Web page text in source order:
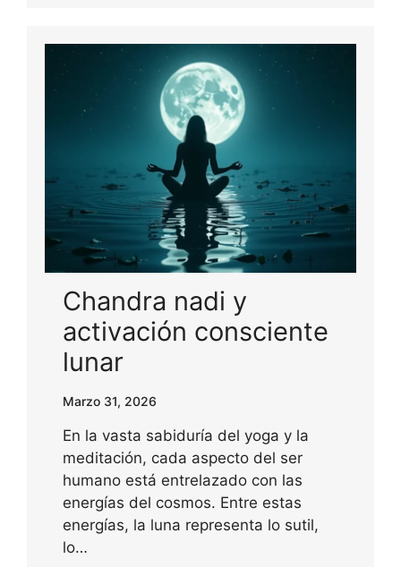
Chandra nadi y
activación consciente
lunar
Marzo 31, 2026
En la vasta sabiduría del yoga y la
meditación, cada aspecto del ser
humano está entrelazado con las
energías del cosmos. Entre estas
energías, la luna representa lo sutil,
lo…